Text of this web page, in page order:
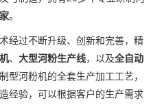
。
经过不断升级、创新和完善，精
、 大型河粉生产线，以及全自动
型河粉机的全套生产加工工艺，
经验，可以根据客户的生产需求